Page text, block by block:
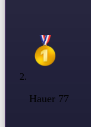
Hauer 77